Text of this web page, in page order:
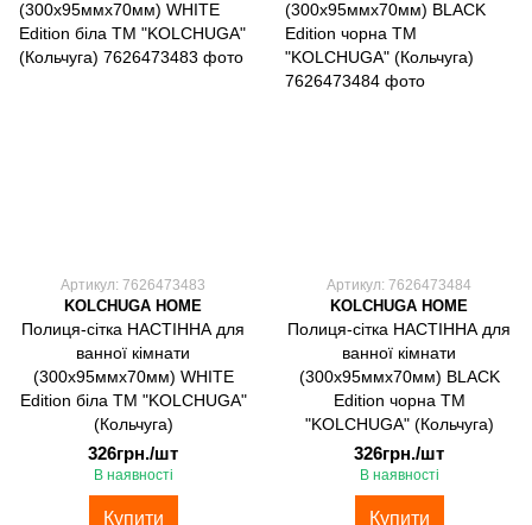
Артикул: 7626473483
KOLCHUGA HOME
Полиця-сітка НАСТІННА для
ванної кімнати
(300х95ммх70мм) WHITE
Edition біла ТМ "KOLCHUGA"
(Кольчуга)
326грн./шт
В наявності
Купити
Артикул: 7626473484
KOLCHUGA HOME
Полиця-сітка НАСТІННА для
ванної кімнати
(300х95ммх70мм) BLACK
Edition чорна ТМ
"KOLCHUGA" (Кольчуга)
326грн./шт
В наявності
Купити